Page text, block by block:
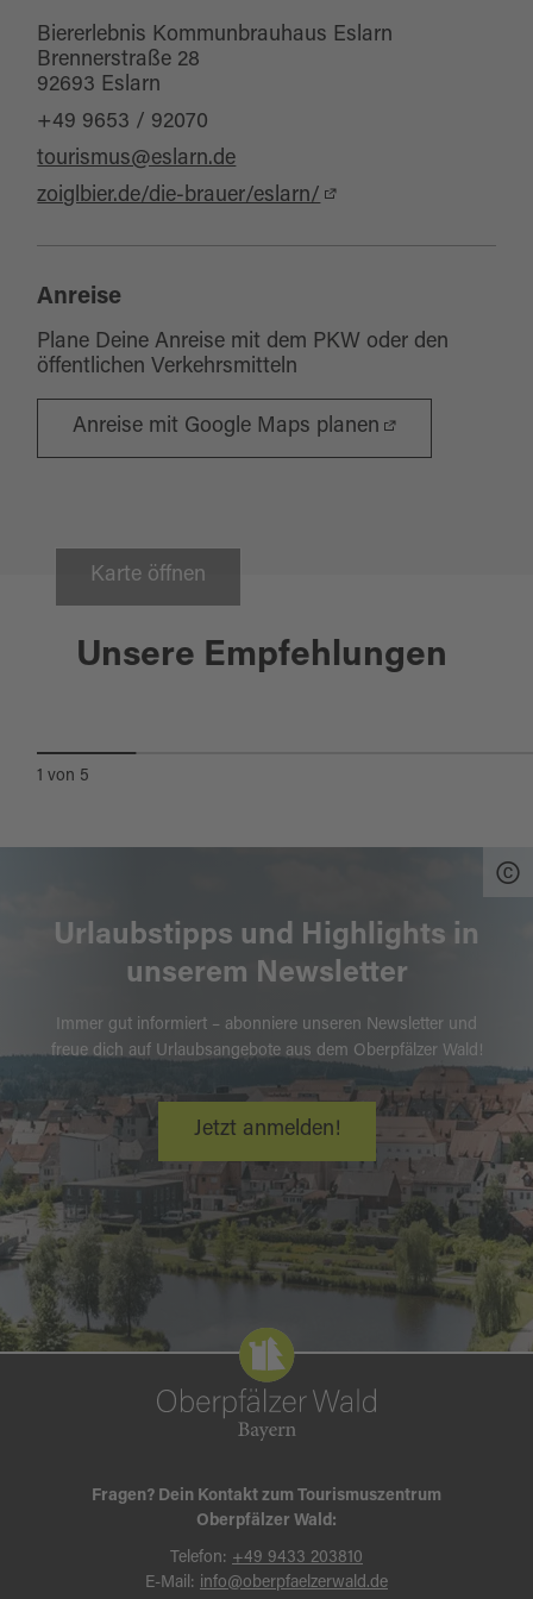
Biererlebnis Kommunbrauhaus Eslarn
Brennerstraße 28
92693 Eslarn
+49 9653 / 92070
tourismus@eslarn.de
zoiglbier.de/die-brauer/eslarn/
Anreise
Plane Deine Anreise mit dem PKW oder den
öffentlichen Verkehrsmitteln
Anreise mit Google Maps planen
Karte öffnen
Unsere Empfehlungen
Schönsee
1 von 5
Urlaubstipps und Highlights in
unserem Newsletter
Immer gut informiert – abonniere unseren Newsletter und
freue dich auf Urlaubsangebote aus dem Oberpfälzer Wald!
Jetzt anmelden!
Fragen? Dein Kontakt zum Tourismuszentrum
Oberpfälzer Wald:
Telefon: +49 9433 203810
E-Mail: info@oberpfaelzerwald.de